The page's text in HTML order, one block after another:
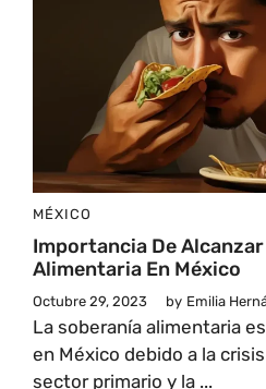
MÉXICO
Importancia De
Alimentaria En México
Octubre 29, 2023 by Emilia
La soberanía alimentaria
en México debido a la
sector primario y la ...